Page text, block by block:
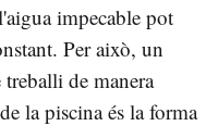
impecable pot
Per això, un
treballi de manera
la piscina és la forma